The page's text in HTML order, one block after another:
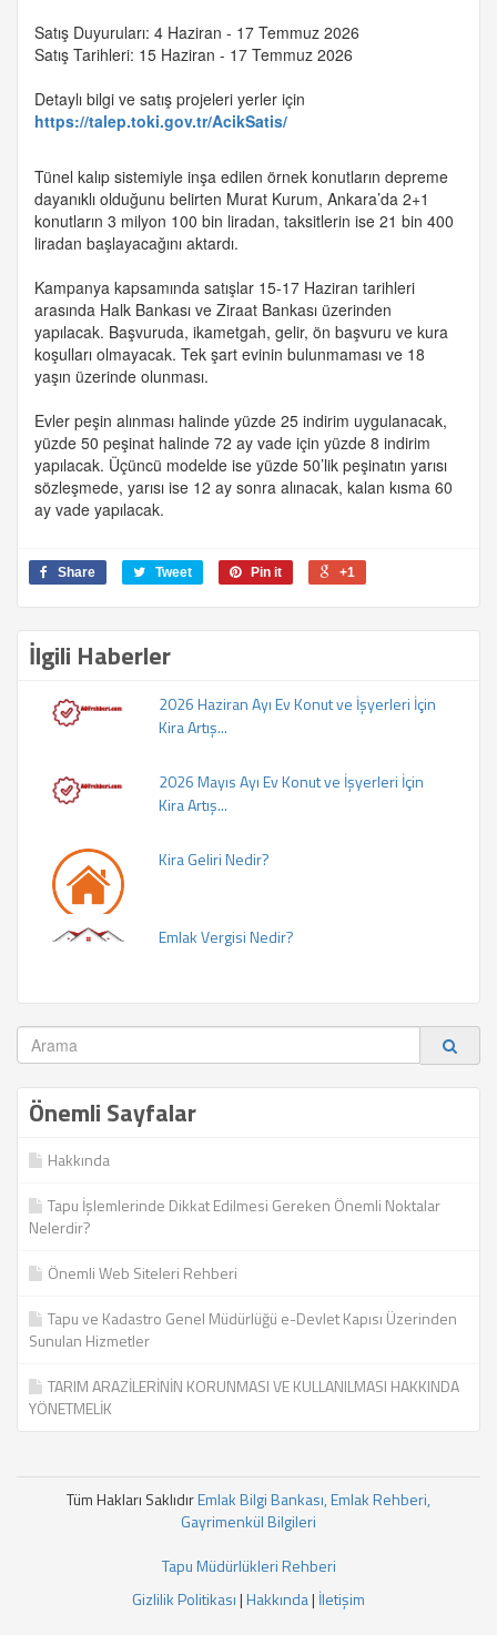
Satış Duyuruları: 4 Haziran - 17 Temmuz 2026
Satış Tarihleri: 15 Haziran - 17 Temmuz 2026
Detaylı bilgi ve satış projeleri yerler için
https://talep.toki.gov.tr/AcikSatis/
Tünel kalıp sistemiyle inşa edilen örnek konutların depreme
dayanıklı olduğunu belirten Murat Kurum, Ankara’da 2+1
konutların 3 milyon 100 bin liradan, taksitlerin ise 21 bin 400
liradan başlayacağını aktardı.
Kampanya kapsamında satışlar 15-17 Haziran tarihleri
arasında Halk Bankası ve Ziraat Bankası üzerinden
yapılacak. Başvuruda, ikametgah, gelir, ön başvuru ve kura
koşulları olmayacak. Tek şart evinin bulunmaması ve 18
yaşın üzerinde olunması.
Evler peşin alınması halinde yüzde 25 indirim uygulanacak,
yüzde 50 peşinat halinde 72 ay vade için yüzde 8 indirim
yapılacak. Üçüncü modelde ise yüzde 50’lik peşinatın yarısı
sözleşmede, yarısı ise 12 ay sonra alınacak, kalan kısma 60
ay vade yapılacak.
Share Tweet Pin it +1
İlgili Haberler
2026 Haziran Ayı Ev Konut ve İşyerleri İçin
Kira Artış...
2026 Mayıs Ayı Ev Konut ve İşyerleri İçin
Kira Artış...
Kira Geliri Nedir?
Emlak Vergisi Nedir?
Önemli Sayfalar
Hakkında
Tapu İşlemlerinde Dikkat Edilmesi Gereken Önemli Noktalar
Nelerdir?
Önemli Web Siteleri Rehberi
Tapu ve Kadastro Genel Müdürlüğü e-Devlet Kapısı Üzerinden
Sunulan Hizmetler
TARIM ARAZİLERİNİN KORUNMASI VE KULLANILMASI HAKKINDA
YÖNETMELİK
Tüm Hakları SaklıdırEmlak Bilgi Bankası, Emlak Rehberi,
Gayrimenkül Bilgileri
Tapu Müdürlükleri Rehberi
Gizlilik Politikası|Hakkında| İletişim